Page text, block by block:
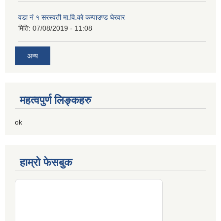
वडा नं १ सरस्वती मा.वि.काे कम्पाउण्ड घेरवार
मिति: 07/08/2019 - 11:08
अन्य
महत्वपुर्ण लिङ्कहरु
ok
हाम्रो फेसबुक